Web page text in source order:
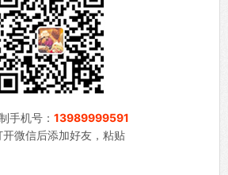
机号： 13989999591
微信后添加好友，粘贴